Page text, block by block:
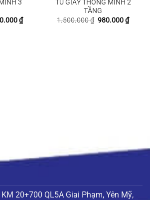
3
₫Giá
hiện
TỦ GIẦY THÔNG MINH 2
TẦNG
1.500.000₫ Giá
980.000₫Giá
hiện
KM 20+700 QL5A Giai Phạm, Yên Mỹ,